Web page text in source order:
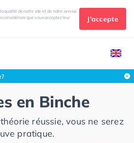
qualité de notre site et de notre service.
considérons que vous acceptez leur
J'accepte
en Binche
réussie, vous ne serez
pratique.